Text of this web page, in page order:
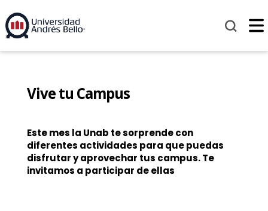
Vive tu Campus
Este mes la Unab te sorprende con
diferentes actividades para que puedas
disfrutar y aprovechar tus campus. Te
invitamos a participar de ellas